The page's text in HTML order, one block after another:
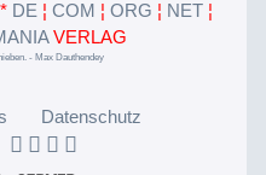
* DE ¦ COM ¦ ORG ¦ NET ¦
VERLAG
- Max Dauthendey
Datenschutz